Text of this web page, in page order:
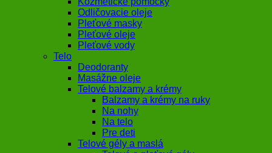
Odličovacie oleje
Pleťové masky
Pleťové oleje
Pleťové vody
Telo
Deodoranty
Masážne oleje
Telové balzamy a krémy
Balzamy a krémy na ruky
Na nohy
Na telo
Pre deti
Telové gély a maslá